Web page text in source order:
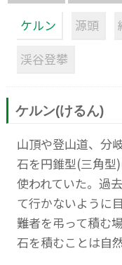
ケルン
源頭
渓谷登攀
ケルン(けるん)
山頂や登山道、分
石を円錐型(三角型
使われていた。過
て行かないように
難者を弔って積む
石を積むことは自